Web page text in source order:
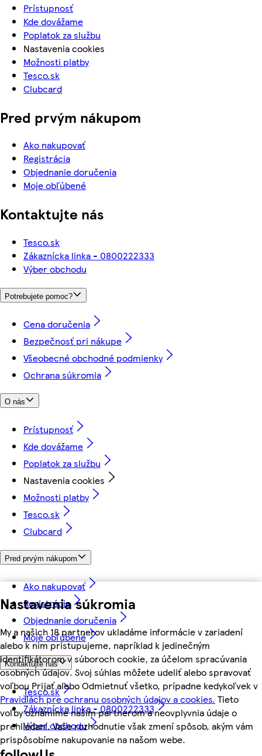
Nastavenia súkromia
My a našich 18 partnerov ukladáme informácie v zariadení
alebo k nim pristupujeme, napríklad k jedinečným
identifikátorom v súboroch cookie, za účelom spracúvania
osobných údajov. Svoj súhlas môžete udeliť alebo spravovať
voľbou Prijať alebo Odmietnuť všetko, prípadne kedykoľvek v
Pravidlách pre ochranu osobných údajov a cookies. Tieto
voľby oznámime našim partnerom a neovplyvnia údaje o
prehliadaní. Vaše rozhodnutie však zmení spôsob, akým vám
prispôsobíme nakupovanie na našom webe.
Prístupnosť
Kde dovážame
Poplatok za službu
Nastavenia cookies
Možnosti platby
Tesco.sk
Clubcard
Pred prvým nákupom
Ako nakupovať
Registrácia
Objednanie doručenia
Moje obľúbené
Kontaktujte nás
Tesco.sk
Zákaznícka linka - 0800222333
Výber obchodu
Potrebujete pomoc?
Cena doručenia
Bezpečnosť pri nákupe
Všeobecné obchodné podmienky
Ochrana súkromia
O nás
Prístupnosť
Kde dovážame
Poplatok za službu
Nastavenia cookies
Možnosti platby
Tesco.sk
Clubcard
Pred prvým nákupom
Ako nakupovať
Registrácia
Objednanie doručenia
Moje obľúbené
Kontaktujte nás
Tesco.sk
Zákaznícka linka - 0800222333
Výber obchodu